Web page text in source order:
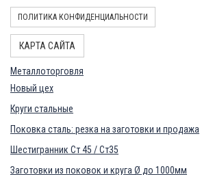
ПОЛИТИКА КОНФИДЕНЦИАЛЬНОСТИ
КАРТА САЙТА
Металлоторговля
Новый цех
Круги стальные
Поковка сталь: резка на заготовки и продажа
Шестигранник Ст 45 / Ст35
Заготовки из поковок и круга Ø до 1000мм